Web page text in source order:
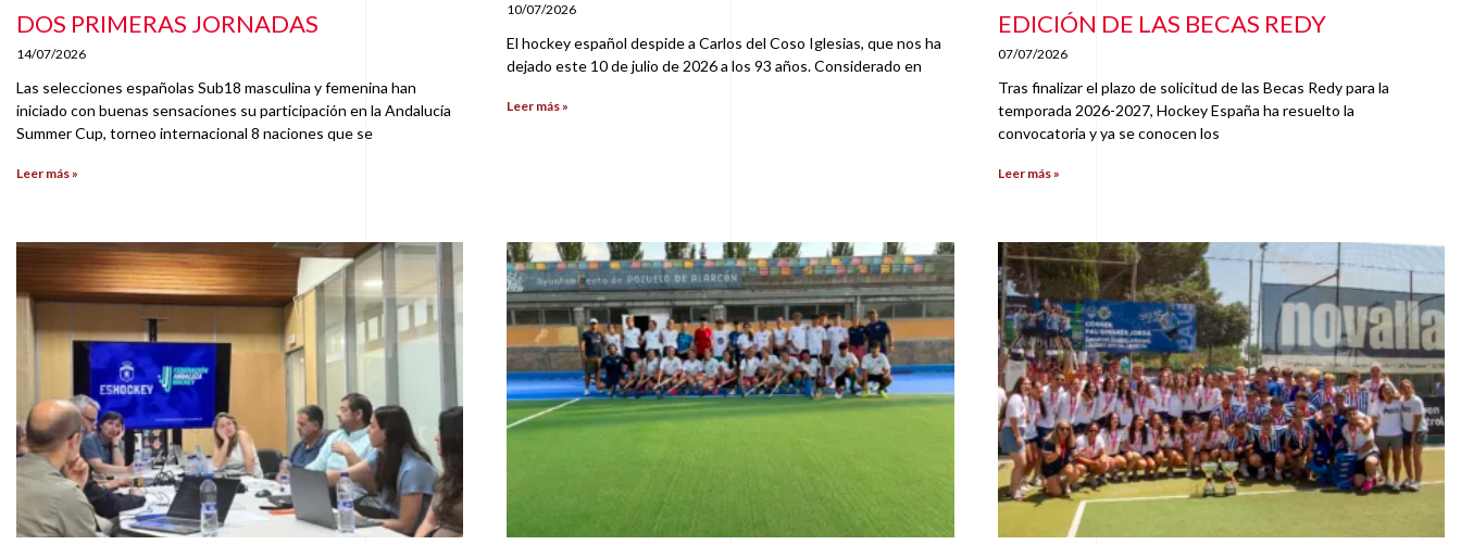
DOS PRIMERAS JORNADAS
14/07/2026
Las selecciones españolas Sub18 masculina y femenina han
iniciado con buenas sensaciones su participación en la Andalucía
Summer Cup, torneo internacional 8 naciones que se
Leer más »
10/07/2026
El hockey español despide a Carlos del Coso Iglesias, que nos ha
dejado este 10 de julio de 2026 a los 93 años. Considerado en
Leer más »
EDICIÓN DE LAS BECAS REDY
07/07/2026
Tras finalizar el plazo de solicitud de las Becas Redy para la
temporada 2026-2027, Hockey España ha resuelto la
convocatoria y ya se conocen los
Leer más »